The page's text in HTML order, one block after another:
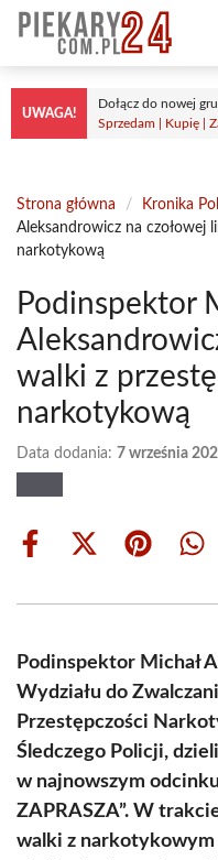
Przejdź
treści
UWAGA!
Dołącz do nowej
Sprzedam | Kupię |
Strona główna / Kronika
Aleksandrowicz na czołowej
narkotykową
Podinspektor
walki z
narkotykową
Data dodania: 7 września
Share
Share
(Twitter)
Share
Podinspektor Michał
Wydziału do
Przestępczości
Śledczego Policji,
w najnowszym
ZAPRASZA”. W
walki z narkotykowym